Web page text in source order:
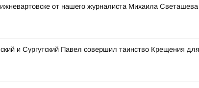
от нашего журналиста Михаила Светашева
и Сургутский Павел совершил таинство Крещения